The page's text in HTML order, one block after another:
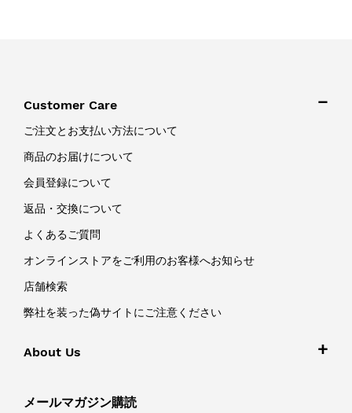
Customer Care
ご注文とお支払い方法について
商品のお届けについて
会員登録について
返品・交換について
よくあるご質問
オンラインストアをご利用のお客様へお知らせ
店舗検索
弊社を装った偽サイトにご注意ください
About Us
メールマガジン購読